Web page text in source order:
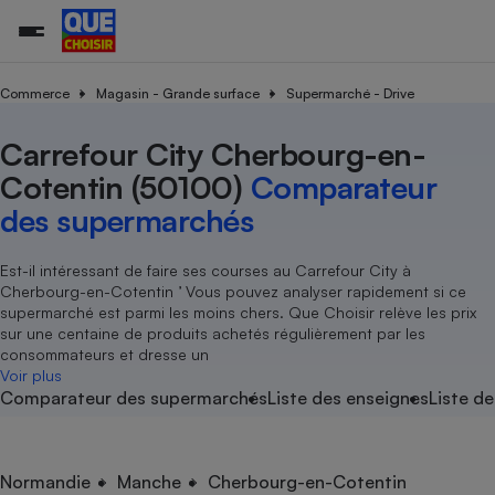
Commerce Magasin - Grande surface Supermarché - Drive
Carrefour City Cherbourg-en-
Cotentin (50100) Comparateur
des supermarchés
Est-il intéressant de faire ses courses au Carrefour City à
Cherbourg-en-Cotentin ’ Vous pouvez analyser rapidement si ce
supermarché est parmi les moins chers. Que Choisir relève les prix
sur une centaine de produits achetés régulièrement par les
consommateurs et dresse un
Voir plus
Comparateur des supermarchésListe des enseignesListe
Normandie Manche Cherbourg-en-Cotentin
Additifs
Agriculture
Produit alimentaire
Achat - Vente - Location
Carburant
Magasin - Grande surface
Marketing - Fidélisation
Organismes de défense
Système judiciairegratuit
Air
Eau
Achat - Vente - Travaux
Location
Sport
Vacances - Tourisme
électrique
Démarche administrative
Senior
Service marchand
Train
Transport aérien
Toutes les actualités
Enquêtes
Guides d'achat
Conseils
Brèves
Tous les services
Soumettre un litige
Lettres types
Rencontrer une association locale
Tous nos combats
Nos actions
Nos grandes victoires
Les billets de la présidente
Nos associations locales
Nous rejoindre
En savoir plus sur Que Choisir Ensemble
?
L’association
Nos missions
Notre méthodologie
Notre financement
Nos partenaires
Nous rejoindre